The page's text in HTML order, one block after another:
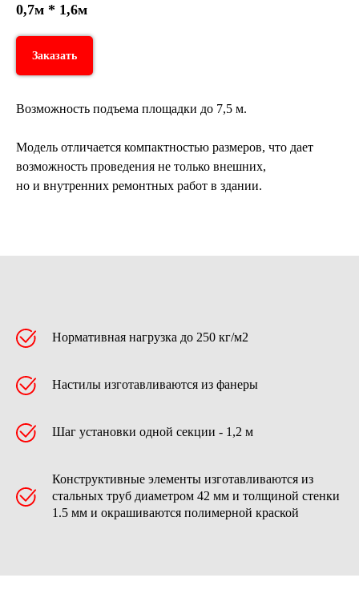
0,7м * 1,6м
Заказать
Возможность подъема площадки до 7,5 м.
Модель отличается компактностью размеров, что дает
возможность проведения не только внешних,
но и внутренних ремонтных работ в здании.
Нормативная нагрузка до 250 кг/м2
Настилы изготавливаются из фанеры
Шаг установки одной секции - 1,2 м
Конструктивные элементы изготавливаются из
стальных труб диаметром 42 мм и толщиной стенки
1.5 мм и окрашиваются полимерной краской